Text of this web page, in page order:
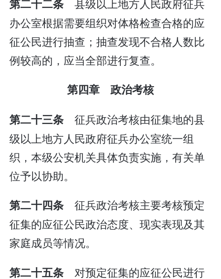
第二十二条 县级以上地方人民政府征兵
办公室根据需要组织对体格检查合格的应
征公民进行抽查；抽查发现不合格人数比
例较高的，应当全部进行复查。
第四章 政治考核
第二十三条 征兵政治考核由征集地的县
级以上地方人民政府征兵办公室统一组
织，本级公安机关具体负责实施，有关单
位予以协助。
第二十四条 征兵政治考核主要考核预定
征集的应征公民政治态度、现实表现及其
家庭成员等情况。
第二十五条 对预定征集的应征公民进行